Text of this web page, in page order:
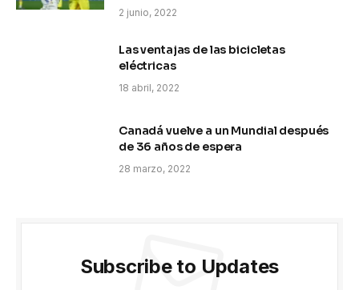
2 junio, 2022
Las ventajas de las bicicletas
eléctricas
18 abril, 2022
Canadá vuelve a un Mundial después
de 36 años de espera
28 marzo, 2022
Subscribe to Updates